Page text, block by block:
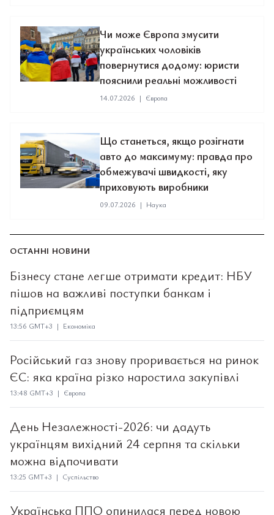
Чи може Європа змусити
українських чоловіків
повернутися додому: юристи
пояснили реальні можливості
14.07.2026 | Європа
Що станеться, якщо розігнати
авто до максимуму: правда про
обмежувачі швидкості, яку
приховують виробники
09.07.2026 | Наука
ОСТАННІ НОВИНИ
Бізнесу стане легше отримати кредит: НБУ
пішов на важливі поступки банкам і
підприємцям
13:56 GMT+3 | Економіка
Російський газ знову проривається на ринок
ЄС: яка країна різко наростила закупівлі
13:48 GMT+3 | Європа
День Незалежності-2026: чи дадуть
українцям вихідний 24 серпня та скільки
можна відпочивати
13:25 GMT+3 | Суспільство
Українська ППО опинилася перед новою